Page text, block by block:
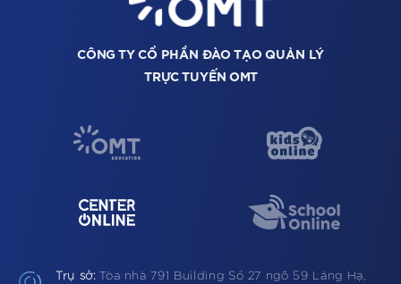
CÔNG TY CỔ PHẦN ĐÀO TẠO QUẢN LÝ
TRỰC TUYẾN OMT
Trụ sở: Tòa nhà 791 Building Số 27 ngõ 59 Láng Hạ,